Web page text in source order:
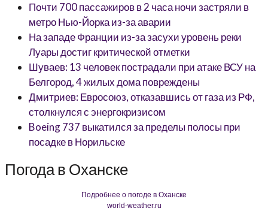
Почти 700 пассажиров в 2 часа ночи застряли в
метро Нью-Йорка из-за аварии
На западе Франции из-за засухи уровень реки
Луары достиг критической отметки
Шуваев: 13 человек пострадали при атаке ВСУ на
Белгород, 4 жилых дома повреждены
Дмитриев: Евросоюз, отказавшись от газа из РФ,
столкнулся с энергокризисом
Boeing 737 выкатился за пределы полосы при
посадке в Норильске
Погода в Оханске
Подробнее о погоде в Оханске
world-weather.ru